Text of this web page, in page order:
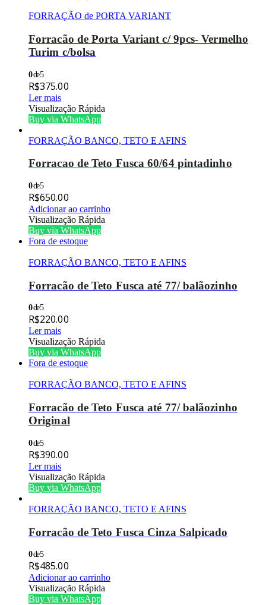
FORRAÇÃO de PORTA VARIANT
Forracão de Porta Variant c/ 9pcs- Vermelho
Turim c/bolsa
0de 5
R$375.00
Ler mais
Visualização Rápida
Buy via WhatsApp
FORRAÇÃO BANCO, TETO E AFINS
Forracao de Teto Fusca 60/64 pintadinho
0de 5
R$650.00
Adicionar ao carrinho
Visualização Rápida
Buy via WhatsApp
Fora de estoque
FORRAÇÃO BANCO, TETO E AFINS
Forracão de Teto Fusca até 77/ balãozinho
0de 5
R$220.00
Ler mais
Visualização Rápida
Buy via WhatsApp
Fora de estoque
FORRAÇÃO BANCO, TETO E AFINS
Forracão de Teto Fusca até 77/ balãozinho
Original
0de 5
R$390.00
Ler mais
Visualização Rápida
Buy via WhatsApp
FORRAÇÃO BANCO, TETO E AFINS
Forracão de Teto Fusca Cinza Salpicado
0de 5
R$485.00
Adicionar ao carrinho
Visualização Rápida
Buy via WhatsApp